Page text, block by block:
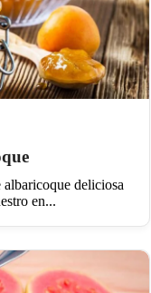
deliciosa
en...